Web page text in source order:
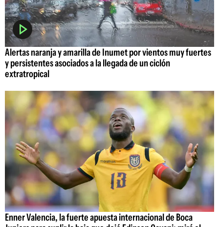
Alertas naranja y amarilla de Inumet por vientos muy fuertes
y persistentes asociados a la llegada de un ciclón
extratropical
Enner Valencia, la fuerte apuesta internacional de Boca